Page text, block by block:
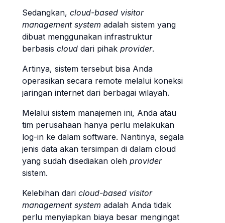
Sedangkan, cloud-based visitor
management system adalah sistem yang
dibuat menggunakan infrastruktur
berbasis cloud dari pihak provider.
Artinya, sistem tersebut bisa Anda
operasikan secara remote melalui koneksi
jaringan internet dari berbagai wilayah.
Melalui sistem manajemen ini, Anda atau
tim perusahaan hanya perlu melakukan
log-in ke dalam software. Nantinya, segala
jenis data akan tersimpan di dalam cloud
yang sudah disediakan oleh provider
sistem.
Kelebihan dari cloud-based visitor
management system adalah Anda tidak
perlu menyiapkan biaya besar mengingat